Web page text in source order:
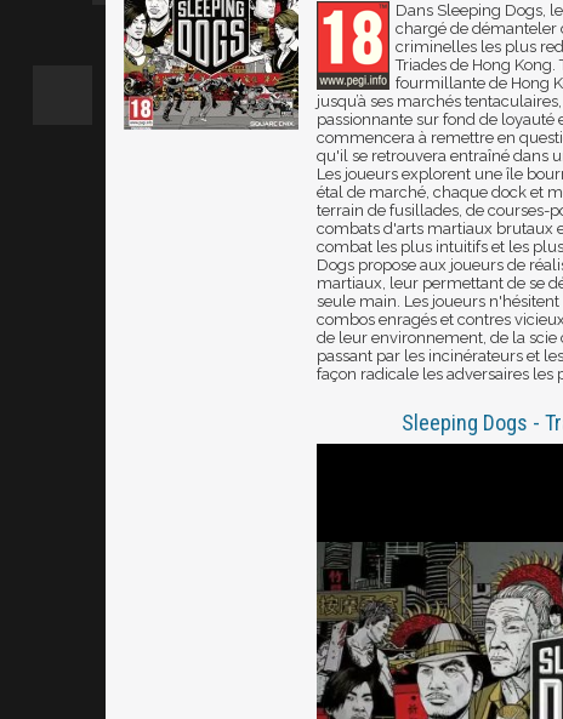
Dans Sleeping Dogs,
chargé de démanteler
criminelles les plus
Triades de Hong
fourmillante de Hong
jusqu’à ses marchés
passionnante sur fond de loyauté
commencera à remettre en
qu'il se retrouvera entraîné dans
Les joueurs explorent une île
étal de marché, chaque dock et
terrain de fusillades, de courses-
combats d'arts martiaux brutaux
combat les plus intuitifs et les
Dogs propose aux joueurs de
martiaux, leur permettant de se
seule main. Les joueurs
combos enragés et contres
de leur environnement, de la
passant par les incinérateurs et
façon radicale les adversaires les
Sleeping Dogs -